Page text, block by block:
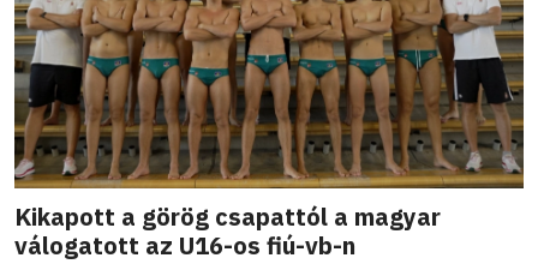
Kikapott a görög csapattól a magyar
válogatott az U16-os fiú-vb-n